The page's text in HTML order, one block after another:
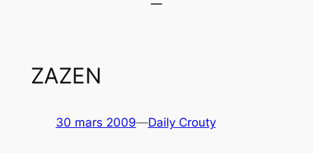
ZAZEN
30 mars 2009—Daily Crouty